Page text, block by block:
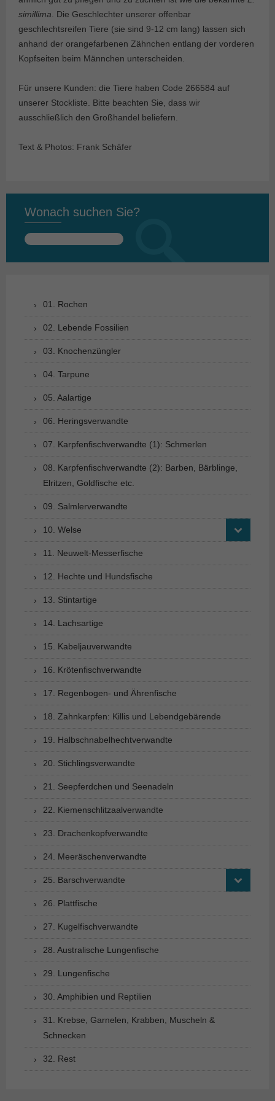
simillima. Die Geschlechter unserer offenbar
geschlechtsreifen Tiere (sie sind 9-12 cm lang) lassen sich
anhand der orangefarbenen Zähnchen entlang der vorderen
Kopfseiten beim Männchen unterscheiden.
Für unsere Kunden: die Tiere haben Code 266584 auf
unserer Stockliste. Bitte beachten Sie, dass wir
ausschließlich den Großhandel beliefern.
Text & Photos: Frank Schäfer
Wonach suchen Sie?
Suchen
01. Rochen
02. Lebende Fossilien
03. Knochenzüngler
04. Tarpune
05. Aalartige
06. Heringsverwandte
07. Karpfenfischverwandte (1): Schmerlen
08. Karpfenfischverwandte (2): Barben, Bärblinge,
Elritzen, Goldfische etc.
09. Salmlerverwandte
10. Welse
11. Neuwelt-Messerfische
12. Hechte und Hundsfische
13. Stintartige
14. Lachsartige
15. Kabeljauverwandte
16. Krötenfischverwandte
17. Regenbogen- und Ährenfische
18. Zahnkarpfen: Killis und Lebendgebärende
19. Halbschnabelhechtverwandte
20. Stichlingsverwandte
21. Seepferdchen und Seenadeln
22. Kiemenschlitzaalverwandte
23. Drachenkopfverwandte
24. Meeräschenverwandte
25. Barschverwandte
26. Plattfische
27. Kugelfischverwandte
28. Australische Lungenfische
29. Lungenfische
30. Amphibien und Reptilien
31. Krebse, Garnelen, Krabben, Muscheln &
Schnecken
32. Rest